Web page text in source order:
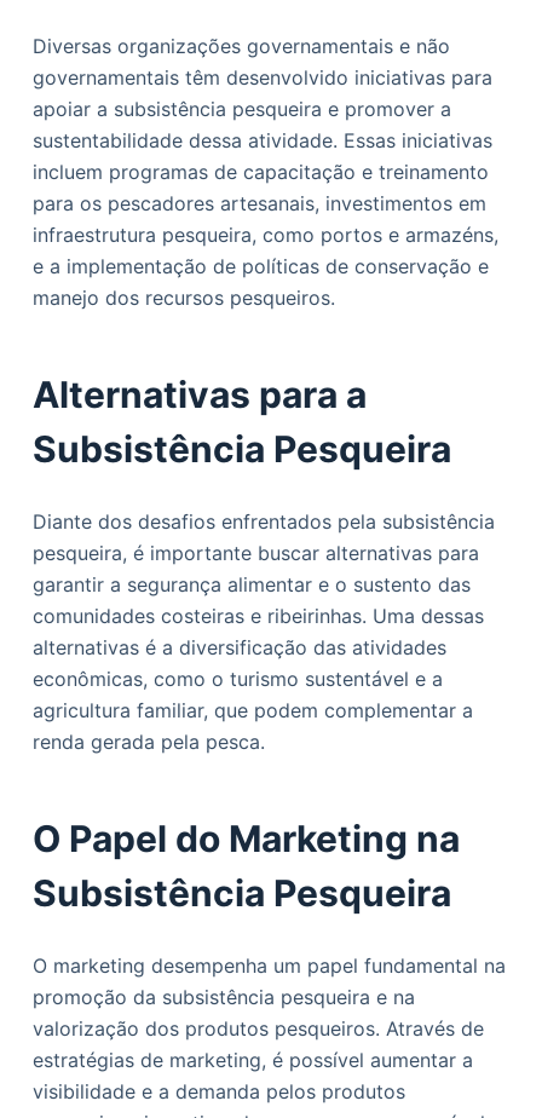
Diversas organizações governamentais e não
governamentais têm desenvolvido iniciativas para
apoiar a subsistência pesqueira e promover a
sustentabilidade dessa atividade. Essas iniciativas
incluem programas de capacitação e treinamento
para os pescadores artesanais, investimentos em
infraestrutura pesqueira, como portos e armazéns,
e a implementação de políticas de conservação e
manejo dos recursos pesqueiros.
Alternativas para a
Subsistência Pesqueira
Diante dos desafios enfrentados pela subsistência
pesqueira, é importante buscar alternativas para
garantir a segurança alimentar e o sustento das
comunidades costeiras e ribeirinhas. Uma dessas
alternativas é a diversificação das atividades
econômicas, como o turismo sustentável e a
agricultura familiar, que podem complementar a
renda gerada pela pesca.
O Papel do Marketing na
Subsistência Pesqueira
O marketing desempenha um papel fundamental na
promoção da subsistência pesqueira e na
valorização dos produtos pesqueiros. Através de
estratégias de marketing, é possível aumentar a
visibilidade e a demanda pelos produtos